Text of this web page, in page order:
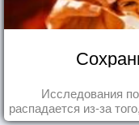
Исследования
распадается из-за